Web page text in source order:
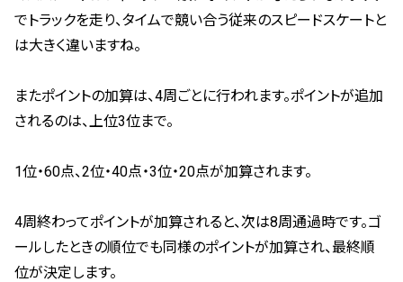
でトラックを走り、タイムで競い合う従来のスピードスケートと
は大きく違いますね。
またポイントの加算は、4周ごとに行われます。ポイントが追加
されるのは、上位3位まで。
1位・60点、2位・40点・3位・20点が加算されます。
4周終わってポイントが加算されると、次は8周通過時です。ゴ
ールしたときの順位でも同様のポイントが加算され、最終順
位が決定します。